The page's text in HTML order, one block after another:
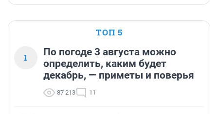
ТОП 5
1
По погоде 3 августа можно
определить, каким будет
декабрь, — приметы и поверья
87 213 11